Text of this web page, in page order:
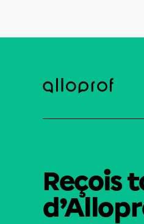
Reçois